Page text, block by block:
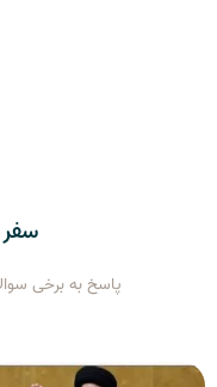
پاسخ به برخی